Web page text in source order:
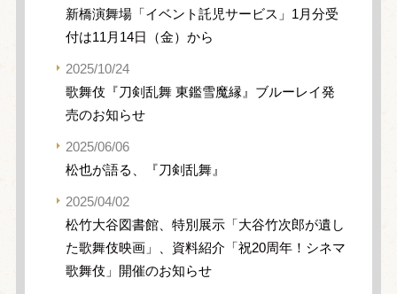
新橋演舞場「イベント託児サービス」1月分受
付は11月14日（金）から
2025/10/24
歌舞伎『刀剣乱舞 東鑑雪魔縁』ブルーレイ発
売のお知らせ
2025/06/06
松也が語る、『刀剣乱舞』
2025/04/02
松竹大谷図書館、特別展示「大谷竹次郎が遺し
た歌舞伎映画」、資料紹介「祝20周年！シネマ
歌舞伎」開催のお知らせ